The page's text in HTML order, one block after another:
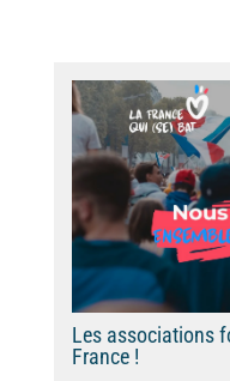
Les associations
France !